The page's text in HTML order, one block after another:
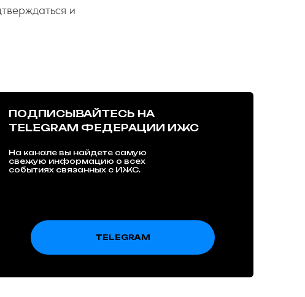
и
На канале вы найдете самую
свежую информацию о всех
событиях связанных с ИЖС.
ПОДПИСЫВАЙТЕСЬ НА
TELEGRAM ФЕДЕРАЦИИ ИЖС
TELEGRAM